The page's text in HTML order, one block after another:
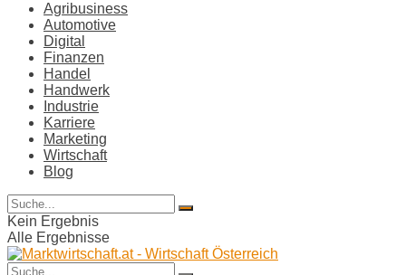
Agribusiness
Automotive
Digital
Finanzen
Handel
Handwerk
Industrie
Karriere
Marketing
Wirtschaft
Blog
Kein Ergebnis
Alle Ergebnisse